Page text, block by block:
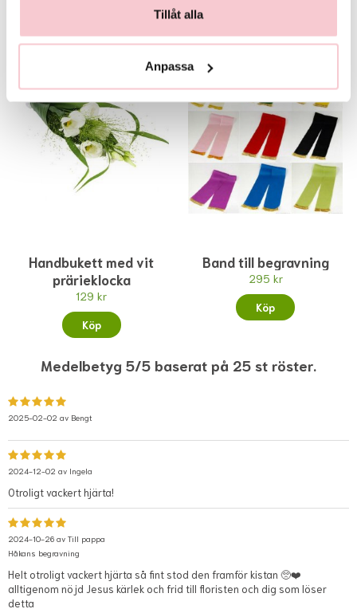
Tillåt alla
Anpassa
Handbukett med vit
prärieklocka
129 kr
Köp
Band till begravning
295 kr
Köp
Medelbetyg 5/5 baserat på 25 st röster.
2025-02-02 av Bengt
2024-12-02 av Ingela
Otroligt vackert hjärta!
2024-10-26 av Till pappa
Håkans begravning
Helt otroligt vackert hjärta så fint stod den framför kistan 🥺❤️
alltigenom nöjd Jesus kärlek och frid till floristen och dig som löser
detta